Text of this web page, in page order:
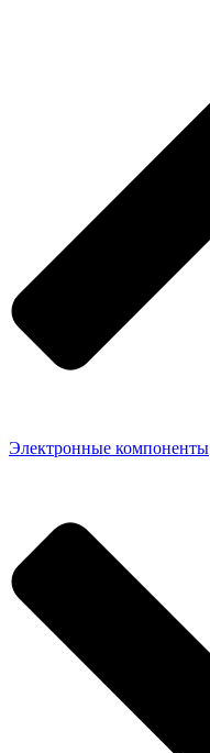
Электронные компоненты